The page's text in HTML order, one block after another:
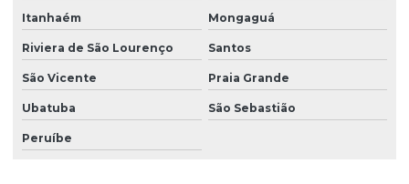
Itanhaém Mongaguá
Riviera de São Lourenço Santos
São Vicente Praia Grande
Ubatuba São Sebastião
Peruíbe